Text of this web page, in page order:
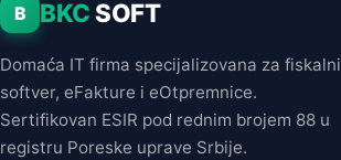
B BKC SOFT
Domaća IT firma specijalizovana za fiskalni
softver, eFakture i eOtpremnice.
Sertifikovan ESIR pod rednim brojem 88 u
registru Poreske uprave Srbije.